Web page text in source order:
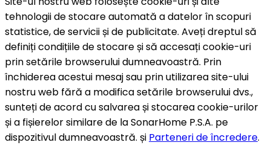
tehnologii de stocare automată a datelor în scopuri
statistice, de servicii și de publicitate. Aveți dreptul să
definiți condițiile de stocare și să accesați cookie-uri
prin setările browserului dumneavoastră. Prin
închiderea acestui mesaj sau prin utilizarea site-ului
nostru web fără a modifica setările browserului dvs.,
sunteți de acord cu salvarea și stocarea cookie-urilor
și a fișierelor similare de la SonarHome P.S.A. pe
dispozitivul dumneavoastră. și Parteneri de încredere.